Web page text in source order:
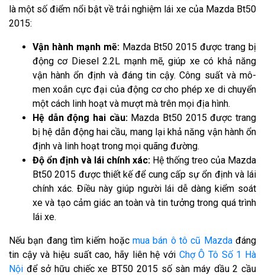
là một số điểm nổi bật về trải nghiệm lái xe của Mazda Bt50
2015:
Vận hành mạnh mẽ:Mazda Bt50 2015 được trang bị
động cơ Diesel 2.2L mạnh mẽ, giúp xe có khả năng
vận hành ổn định và đáng tin cậy. Công suất và mô-
men xoắn cực đại của động cơ cho phép xe di chuyển
một cách linh hoạt và mượt mà trên mọi địa hình.
Hệ dẫn động hai cầu:Mazda Bt50 2015 được trang
bị hệ dẫn động hai cầu, mang lại khả năng vận hành ổn
định và linh hoạt trong mọi quãng đường.
Độ ổn định và lái chính xác: Hệ thống treo của Mazda
Bt50 2015 được thiết kế để cung cấp sự ổn định và lái
chính xác. Điều này giúp người lái dễ dàng kiểm soát
xe và tạo cảm giác an toàn và tin tưởng trong quá trình
lái xe.
Nếu bạn đang tìm kiếm hoặc mua bán ô tô cũ Mazdađáng
tin cậy và hiệu suất cao, hãy liên hệ với Chợ Ô Tô Số 1 Hà
Nội để sở hữu chiếc xe BT50 2015 số sàn máy dầu 2 cầu